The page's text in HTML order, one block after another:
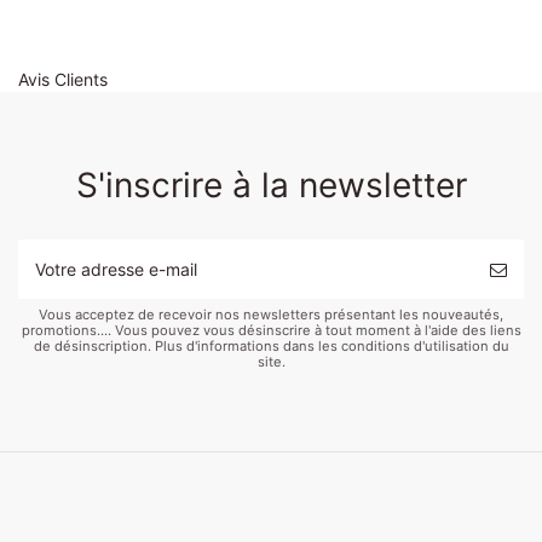
Avis Clients
S'inscrire à la newsletter
Vous acceptez de recevoir nos newsletters présentant les nouveautés,
promotions.... Vous pouvez vous désinscrire à tout moment à l'aide des liens
de désinscription. Plus d'informations dans les conditions d'utilisation du
site.